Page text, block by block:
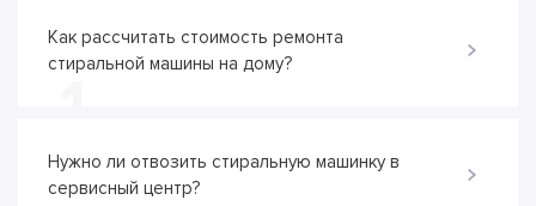
Как рассчитать стоимость ремонта
стиральной машины на дому?
Нужно ли отвозить стиральную машинку в
сервисный центр?